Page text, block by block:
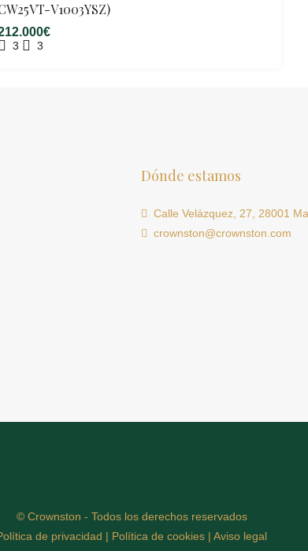
V1003YSZ)
3 3
Dónde estamos
Calle Velázquez, 27, 28001
crownston@crownston.com
© Crownston - Todos los derechos reservados
de privacidad | Política de cookies | Aviso legal